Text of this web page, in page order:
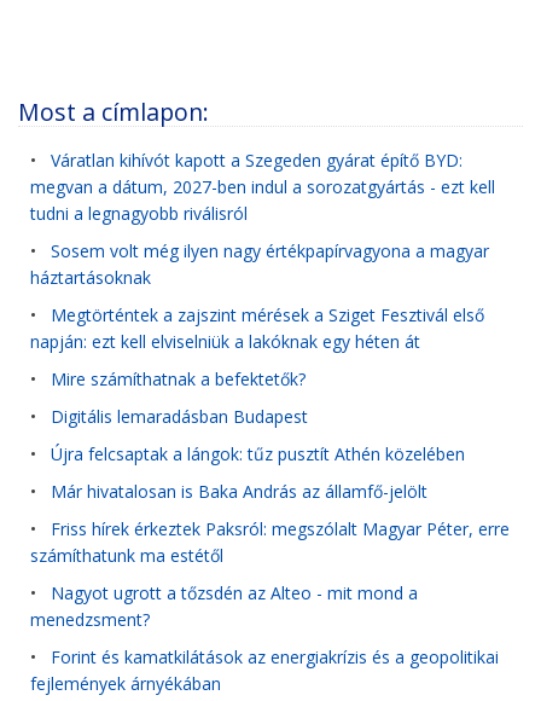
Most a címlapon:
• Váratlan kihívót kapott a Szegeden gyárat építő BYD:
megvan a dátum, 2027-ben indul a sorozatgyártás - ezt kell
tudni a legnagyobb riválisról
• Sosem volt még ilyen nagy értékpapírvagyona a magyar
háztartásoknak
• Megtörténtek a zajszint mérések a Sziget Fesztivál első
napján: ezt kell elviselniük a lakóknak egy héten át
• Mire számíthatnak a befektetők?
• Digitális lemaradásban Budapest
• Újra felcsaptak a lángok: tűz pusztít Athén közelében
• Már hivatalosan is Baka András az államfő-jelölt
• Friss hírek érkeztek Paksról: megszólalt Magyar Péter, erre
számíthatunk ma estétől
• Nagyot ugrott a tőzsdén az Alteo - mit mond a
menedzsment?
• Forint és kamatkilátások az energiakrízis és a geopolitikai
fejlemények árnyékában